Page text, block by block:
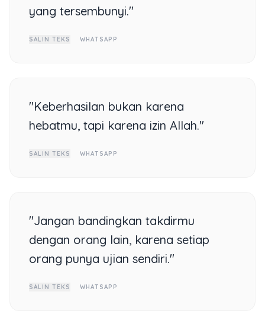
yang tersembunyi."
SALIN TEKS WHATSAPP
"Keberhasilan bukan karena
hebatmu, tapi karena izin Allah."
SALIN TEKS WHATSAPP
"Jangan bandingkan takdirmu
dengan orang lain, karena setiap
orang punya ujian sendiri."
SALIN TEKS WHATSAPP